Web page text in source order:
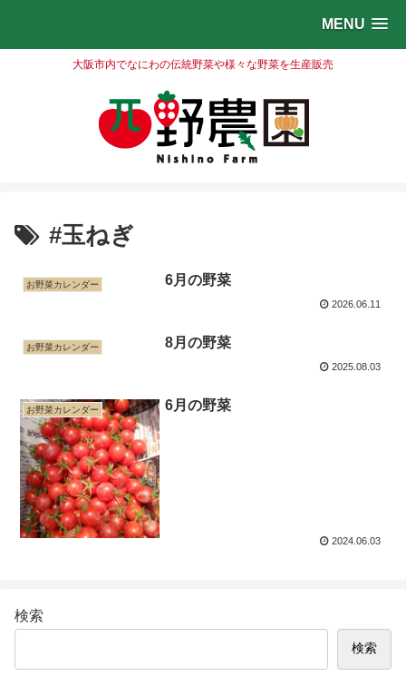
MENU
大阪市内でなにわの伝統野菜や様々な野菜を生産販売
#玉ねぎ
お野菜カレンダー 6月の野菜
2026.06.11
お野菜カレンダー 8月の野菜
2025.08.03
お野菜カレンダー 6月の野菜
2024.06.03
検索
検索